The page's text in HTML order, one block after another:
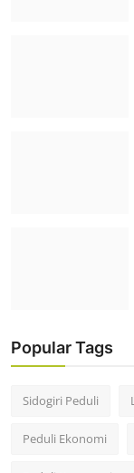
Popular Tags
Sidogiri Peduli
Peduli Ekonomi